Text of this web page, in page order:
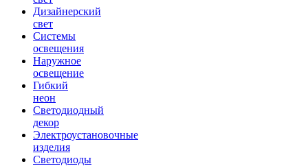
Дизайнерский
свет
Системы
освещения
Наружное
освещение
Гибкий
неон
Светодиодный
декор
Электроустановочные
изделия
Светодиоды